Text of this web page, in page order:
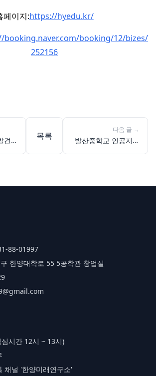
페이지:https://hyedu.kr/
booking.naver.com/booking/12/bizes/
252156
견!
목록
다음 글 →
발산중학교 인공지능
88-01997
한양대학로 55 5공학관 창업실
시간 12시 ~ 13시)
채널 '한양미래연구소'